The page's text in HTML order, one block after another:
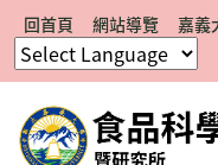
回首頁 網站導覽 嘉義